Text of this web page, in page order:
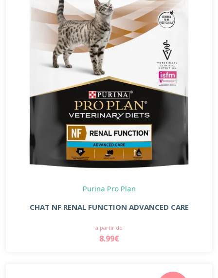
Purina Pro Plan
CHAT NF RENAL FUNCTION ADVANCED CARE
à partir de
8.99€